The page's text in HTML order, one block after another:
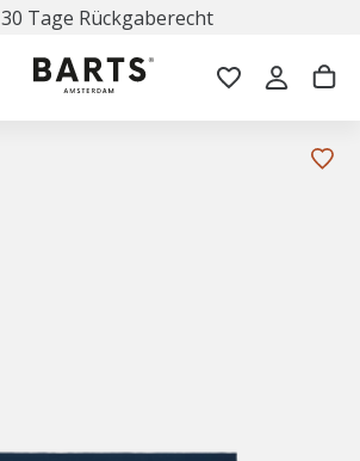
30 Tage Rückgaberecht